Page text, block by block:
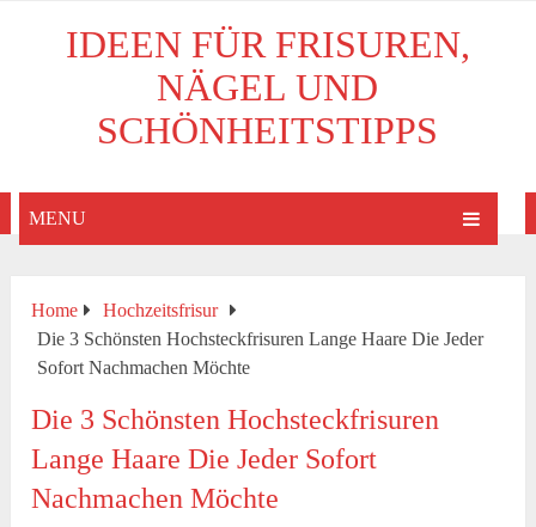
IDEEN FÜR FRISUREN,
NÄGEL UND
SCHÖNHEITSTIPPS
MENU
Home
Hochzeitsfrisur
Die 3 Schönsten Hochsteckfrisuren Lange Haare Die Jeder
Sofort Nachmachen Möchte
Die 3 Schönsten Hochsteckfrisuren
Lange Haare Die Jeder Sofort
Nachmachen Möchte